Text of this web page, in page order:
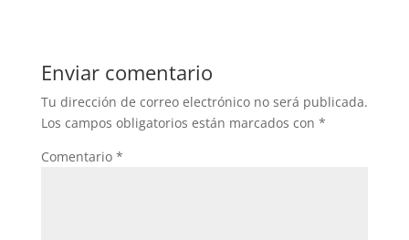
Enviar comentario
Tu dirección de correo electrónico no será publicada.
Los campos obligatorios están marcados con *
Comentario *